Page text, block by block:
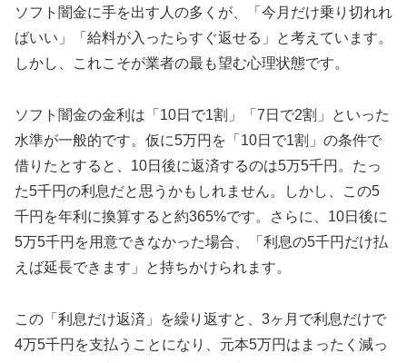
ソフト闇金に手を出す人の多くが、「今月だけ乗り切れれ
ばいい」「給料が入ったらすぐ返せる」と考えています。
しかし、これこそが業者の最も望む心理状態です。
ソフト闇金の金利は「10日で1割」「7日で2割」といった
水準が一般的です。仮に5万円を「10日で1割」の条件で
借りたとすると、10日後に返済するのは5万5千円。たっ
た5千円の利息だと思うかもしれません。しかし、この5
千円を年利に換算すると約365%です。さらに、10日後に
5万5千円を用意できなかった場合、「利息の5千円だけ払
えば延長できます」と持ちかけられます。
この「利息だけ返済」を繰り返すと、3ヶ月で利息だけで
4万5千円を支払うことになり、元本5万円はまったく減っ